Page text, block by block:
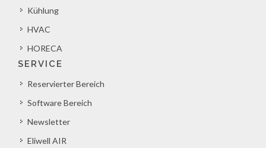
Kühlung
HVAC
HORECA
SERVICE
Reservierter Bereich
Software Bereich
Newsletter
Eliwell AIR